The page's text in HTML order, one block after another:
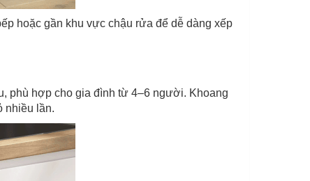
hoặc gần khu vực chậu rửa để dễ dàng xếp
phù hợp cho gia đình từ 4–6 người. Khoang
nhiều lần.